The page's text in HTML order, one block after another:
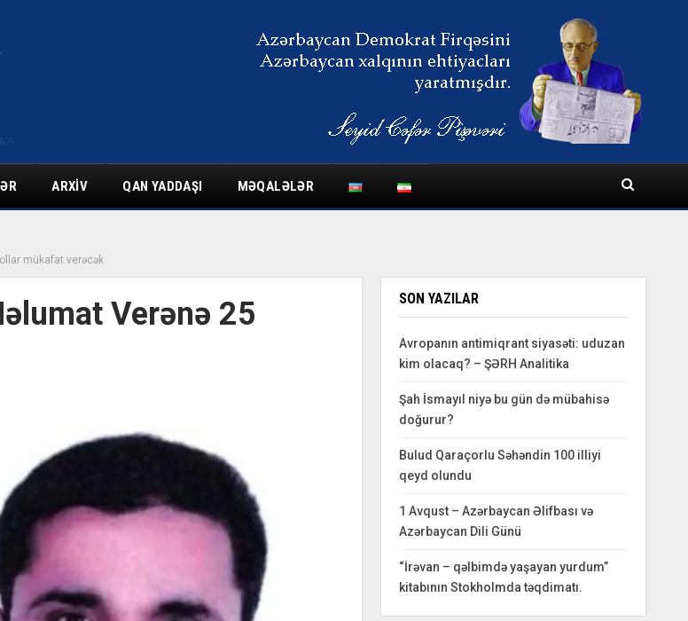
ARXIV QAN YADDAŞI MƏQALƏLƏR
mükafat verəcək
Verənə 25
SON YAZILAR
Avropanın antimiqrant siyasəti: uduzan
kim olacaq? – ŞƏRH Analitika
Şah İsmayıl niyə bu gün də mübahisə
doğurur?
Bulud Qaraçorlu Səhəndin 100 illiyi
qeyd olundu
1 Avqust – Azərbaycan Əlifbası və
Azərbaycan Dili Günü
“İrəvan – qəlbimdə yaşayan yurdum”
kitabının Stokholmda təqdimatı.